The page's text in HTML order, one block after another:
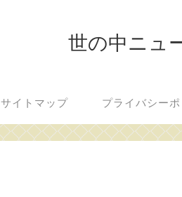
世の中ニュ
サイトマップ プライバシー